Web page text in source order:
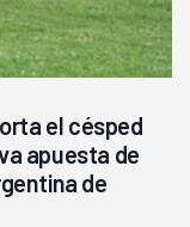
el césped
apuesta de
de